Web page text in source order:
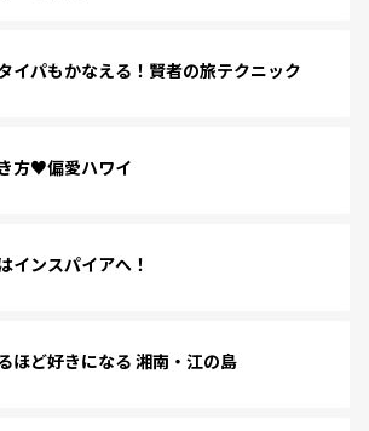
イパもかなえる！賢者の旅テクニック
方♥偏愛ハワイ
インスパイアへ！
ほど好きになる 湘南・江の島